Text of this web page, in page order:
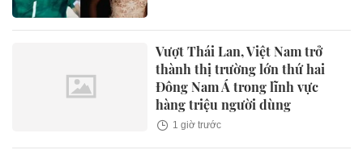
Vượt Thái Lan, Việt Nam trở
thành thị trường lớn thứ hai
Đông Nam Á trong lĩnh vực
hàng triệu người dùng
1 giờ trước